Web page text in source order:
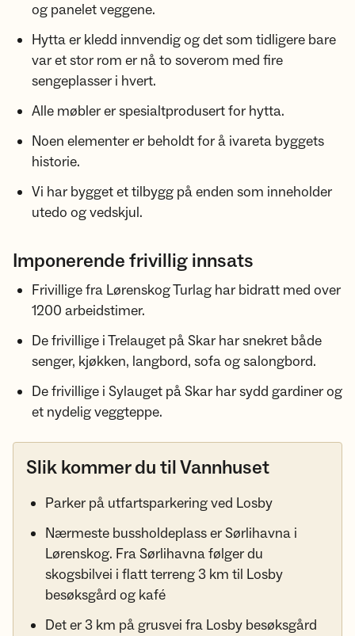
og panelet veggene.
Hytta er kledd innvendig og det som tidligere bare
var et stor rom er nå to soverom med fire
sengeplasser i hvert.
Alle møbler er spesialtprodusert for hytta.
Noen elementer er beholdt for å ivareta byggets
historie.
Vi har bygget et tilbygg på enden som inneholder
utedo og vedskjul.
Imponerende frivillig innsats
Frivillige fra Lørenskog Turlag har bidratt med over
1200 arbeidstimer.
De frivillige i Trelauget på Skar har snekret både
senger, kjøkken, langbord, sofa og salongbord.
De frivillige i Sylauget på Skar har sydd gardiner og
et nydelig veggteppe.
Slik kommer du til Vannhuset
Parker på utfartsparkering ved Losby
Nærmeste bussholdeplass er Sørlihavna i
Lørenskog. Fra Sørlihavna følger du
skogsbilvei i flatt terreng 3 km til Losby
besøksgård og kafé
Det er 3 km på grusvei fra Losby besøksgård